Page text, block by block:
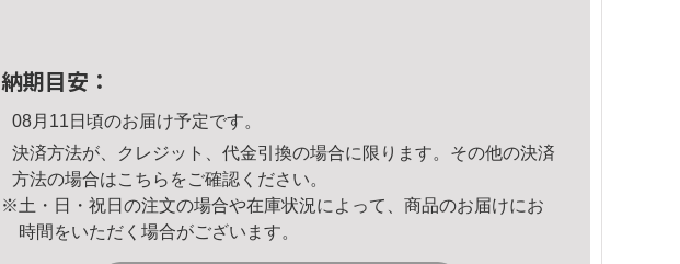
納期目安：
08月11日頃のお届け予定です。
決済方法が、クレジット、代金引換の場合に限ります。その他の決済
方法の場合はこちら をご確認ください。
※土・日・祝日の注文の場合や在庫状況によって、商品のお届けにお
時間をいただく場合がございます。